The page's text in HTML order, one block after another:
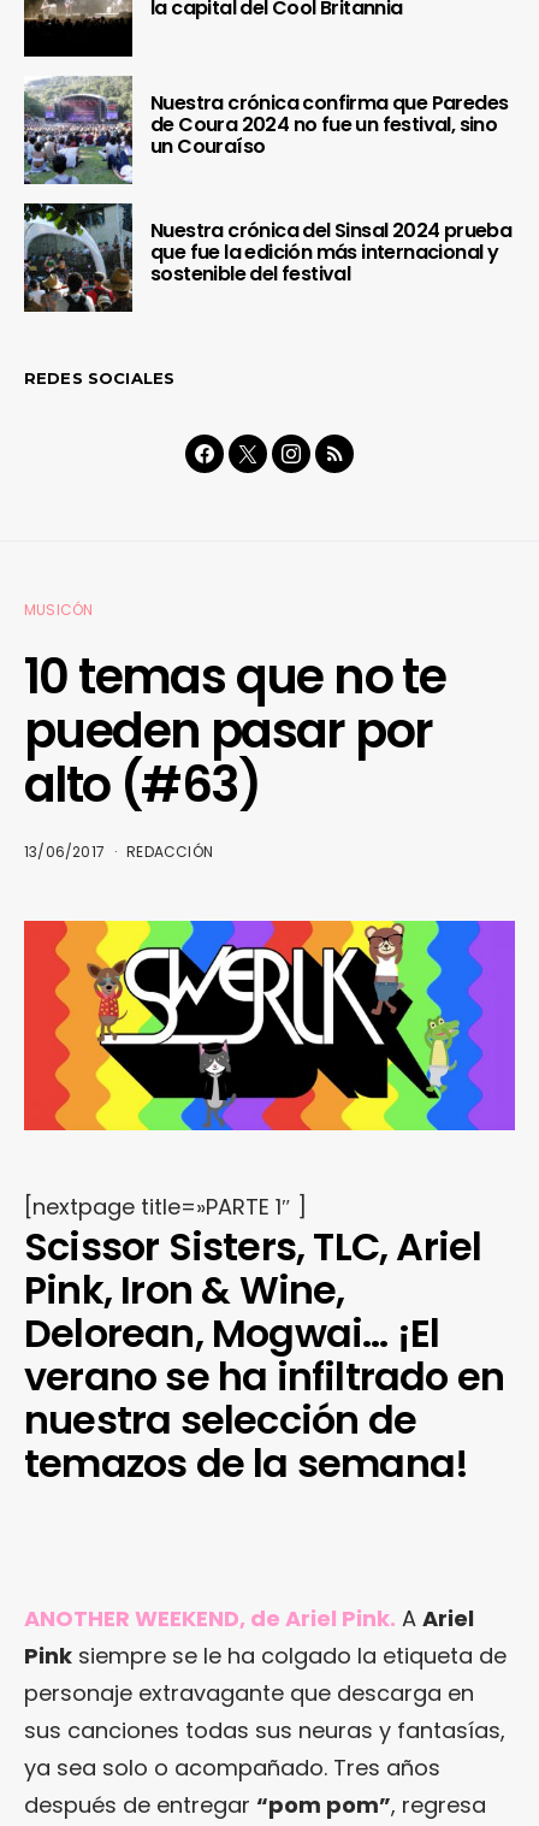
la capital del Cool Britannia
Nuestra crónica confirma que Paredes
de Coura 2024 no fue un festival, sino
un Couraíso
Nuestra crónica del Sinsal 2024 prueba
que fue la edición más internacional y
sostenible del festival
REDES SOCIALES
MUSICÓN
10 temas que no te
pueden pasar por
alto (#63)
13/06/2017 REDACCIÓN
[nextpage title=»PARTE 1″ ]
Scissor Sisters, TLC, Ariel
Pink, Iron & Wine,
Delorean, Mogwai… ¡El
verano se ha infiltrado en
nuestra selección de
temazos de la semana!
ANOTHER WEEKEND, de Ariel Pink. A Ariel
Pink siempre se le ha colgado la etiqueta de
personaje extravagante que descarga en
sus canciones todas sus neuras y fantasías,
ya sea solo o acompañado. Tres años
después de entregar “pom pom”, regresa